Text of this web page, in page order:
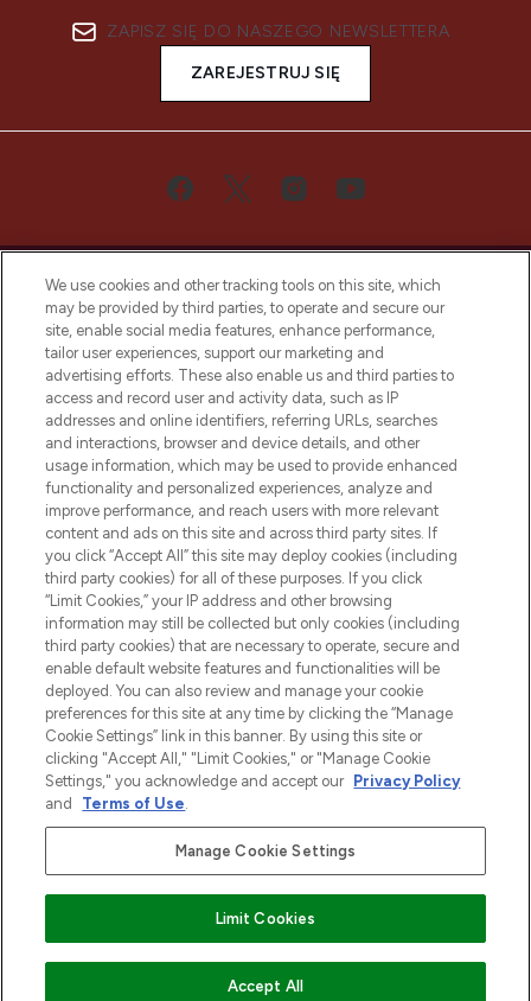
DODAJ DO KOSZYKA
ZAPISZ SIĘ DO NASZEGO NEWSLETTERA
ZAREJESTRUJ SIĘ
Bądź pierwszą osobą, która dowie się o
najnowszych produktach, od niszowych i
uznanych marek, sezonowych trendach i
otrzyma ekskluzywne artykuły redakcyjne
z Sunday Supplement.
Zgoda na pliki cookie
Do Not Sell or Share My Personal
Information
POMOC & INFORMACJE
WAŻNE INFORMACJE
O LOOKFANTASTIC
2026 The Hut Group
Płać bezpiecznie za pomocą
We use cookies and other tracking tools on this site, which
may be provided by third parties, to operate and secure our
site, enable social media features, enhance performance,
tailor user experiences, support our marketing and
advertising efforts. These also enable us and third parties to
access and record user and activity data, such as IP
addresses and online identifiers, referring URLs, searches
and interactions, browser and device details, and other
usage information, which may be used to provide enhanced
functionality and personalized experiences, analyze and
improve performance, and reach users with more relevant
content and ads on this site and across third party sites. If
you click “Accept All” this site may deploy cookies (including
third party cookies) for all of these purposes. If you click
“Limit Cookies,” your IP address and other browsing
information may still be collected but only cookies (including
third party cookies) that are necessary to operate, secure and
enable default website features and functionalities will be
deployed. You can also review and manage your cookie
preferences for this site at any time by clicking the “Manage
Cookie Settings” link in this banner. By using this site or
clicking "Accept All," "Limit Cookies," or "Manage Cookie
Settings," you acknowledge and accept our Privacy Policy
and
Terms of Use.
Manage Cookie Settings
Limit Cookies
Accept All